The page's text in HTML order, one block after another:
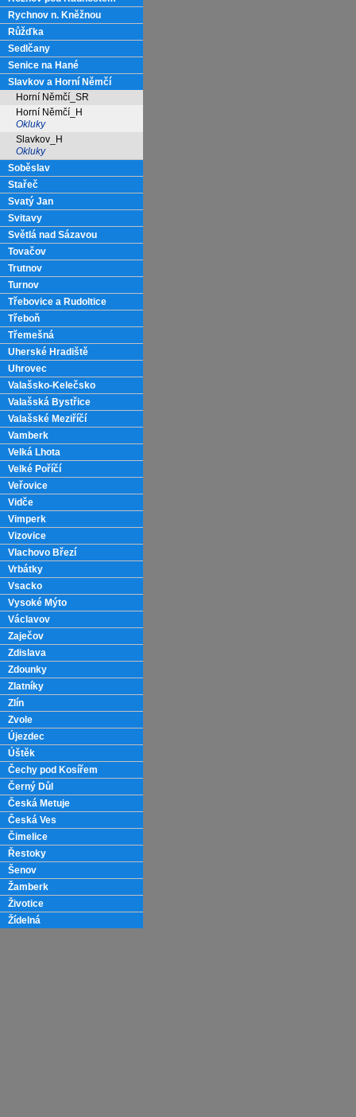
Rychnov n. Kněžnou
Růžďka
Sedlčany
Senice na Hané
Slavkov a Horní Němčí
Horní Němčí_SR
Horní Němčí_H
Okluky
Slavkov_H
Okluky
Soběslav
Stařeč
Svatý Jan
Svitavy
Světlá nad Sázavou
Tovačov
Trutnov
Turnov
Třebovice a Rudoltice
Třeboň
Třemešná
Uherské Hradiště
Uhrovec
Valašsko-Kelečsko
Valašská Bystřice
Valašské Meziříčí
Vamberk
Velká Lhota
Velké Poříčí
Veřovice
Vidče
Vimperk
Vizovice
Vlachovo Březí
Vrbátky
Vsacko
Vysoké Mýto
Václavov
Zaječov
Zdislava
Zdounky
Zlatníky
Zlín
Zvole
Újezdec
Úštěk
Čechy pod Kosířem
Černý Důl
Česká Metuje
Česká Ves
Čimelice
Řestoky
Šenov
Žamberk
Životice
Žídelná